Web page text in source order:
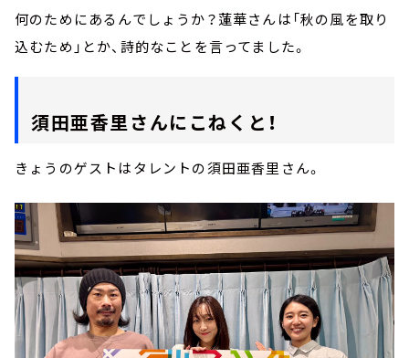
何のためにあるんでしょうか？蓮華さんは「秋の風を取り
込むため」とか、詩的なことを言ってました。
須田亜香里さんにこねくと！
きょうのゲストはタレントの須田亜香里さん。